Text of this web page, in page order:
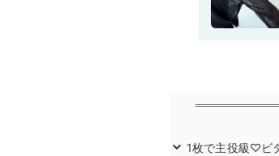
1枚で主役級♡ビ